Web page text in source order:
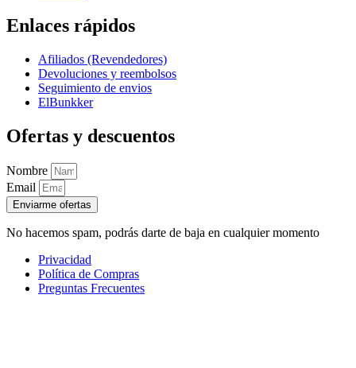
Enlaces rápidos
Afiliados (Revendedores)
Devoluciones y reembolsos
Seguimiento de envios
ElBunkker
Ofertas y descuentos
Nombre
Email
Enviarme ofertas
No hacemos spam, podrás darte de baja en cualquier momento
Privacidad
Política de Compras
Preguntas Frecuentes